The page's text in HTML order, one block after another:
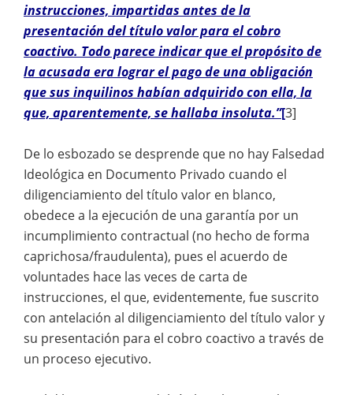
instrucciones, impartidas antes de la
presentación del título valor para el cobro
coactivo. Todo parece indicar que el propósito de
la acusada era lograr el pago de una obligación
que sus inquilinos habían adquirido con ella, la
que, aparentemente, se hallaba insoluta.”[3]
De lo esbozado se desprende que no hay Falsedad
Ideológica en Documento Privado cuando el
diligenciamiento del título valor en blanco,
obedece a la ejecución de una garantía por un
incumplimiento contractual (no hecho de forma
caprichosa/fraudulenta), pues el acuerdo de
voluntades hace las veces de carta de
instrucciones, el que, evidentemente, fue suscrito
con antelación al diligenciamiento del título valor y
su presentación para el cobro coactivo a través de
un proceso ejecutivo.